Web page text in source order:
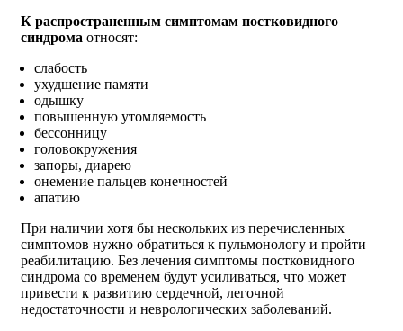
К распространенным симптомам постковидного
синдрома относят:
слабость
ухудшение памяти
одышку
повышенную утомляемость
бессонницу
головокружения
запоры, диарею
онемение пальцев конечностей
апатию
При наличии хотя бы нескольких из перечисленных
симптомов нужно обратиться к пульмонологу и пройти
реабилитацию. Без лечения симптомы постковидного
синдрома со временем будут усиливаться, что может
привести к развитию сердечной, легочной
недостаточности и неврологических заболеваний.